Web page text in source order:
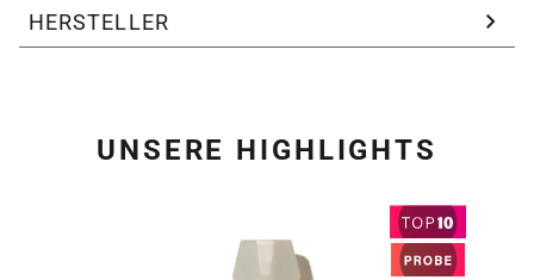
HERSTELLER
UNSERE HIGHLIGHTS